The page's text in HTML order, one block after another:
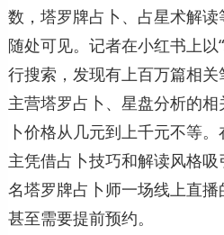
数，塔罗牌占卜、占星术解
随处可见。记者在小红书上以
行搜索，发现有上百万篇相关
主营塔罗占卜、星盘分析的
卜价格从几元到上千元不等
主凭借占卜技巧和解读风格
名塔罗牌占卜师一场线上直播
甚至需要提前预约。